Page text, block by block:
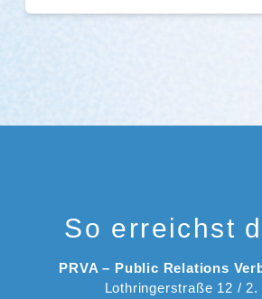
So erreichst
PRVA – Public Relations
Lothringerstraße 12 / 2.